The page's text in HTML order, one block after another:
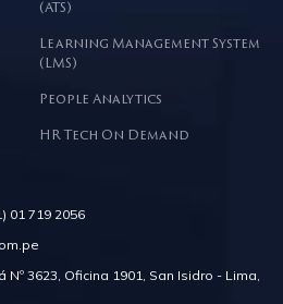
(ATS)
Learning Management System
(LMS)
People Analytics
HR Tech On Demand
719 2056
3623, Oficina 1901, San Isidro - Lima,